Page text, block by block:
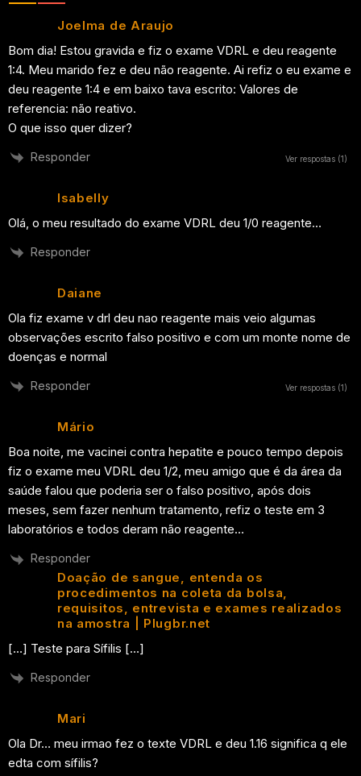
Joelma de Araujo
Bom dia! Estou gravida e fiz o exame VDRL e deu reagente
1:4. Meu marido fez e deu não reagente. Ai refiz o eu exame e
deu reagente 1:4 e em baixo tava escrito: Valores de
referencia: não reativo.
O que isso quer dizer?
Responder Ver respostas (1)
Isabelly
Olá, o meu resultado do exame VDRL deu 1/0 reagente…
Responder
Daiane
Ola fiz exame v drl deu nao reagente mais veio algumas
observações escrito falso positivo e com um monte nome de
doenças e normal
Responder Ver respostas (1)
Mário
Boa noite, me vacinei contra hepatite e pouco tempo depois
fiz o exame meu VDRL deu 1/2, meu amigo que é da área da
saúde falou que poderia ser o falso positivo, após dois
meses, sem fazer nenhum tratamento, refiz o teste em 3
laboratórios e todos deram não reagente…
Responder
Doação de sangue, entenda os
procedimentos na coleta da bolsa,
requisitos, entrevista e exames realizados
na amostra | Plugbr.net
[…] Teste para Sífilis […]
Responder
Mari
Ola Dr… meu irmao fez o texte VDRL e deu 1.16 significa q ele
edta com sífilis?